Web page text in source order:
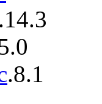
.14.3
.0
.8.1